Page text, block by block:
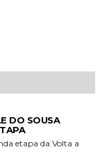
DO SOUSA
etapa da Volta a